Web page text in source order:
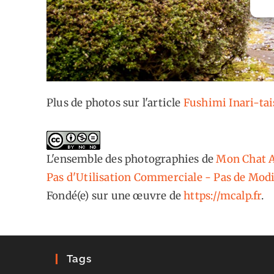
Plus de photos sur l'article Fushimi Inari-
L'ensemble des photographies deMon Chat
Pas d'Utilisation Commerciale - Pas de
Fondé(e) sur une œuvre dehttps://mcalp.fr.
Tags